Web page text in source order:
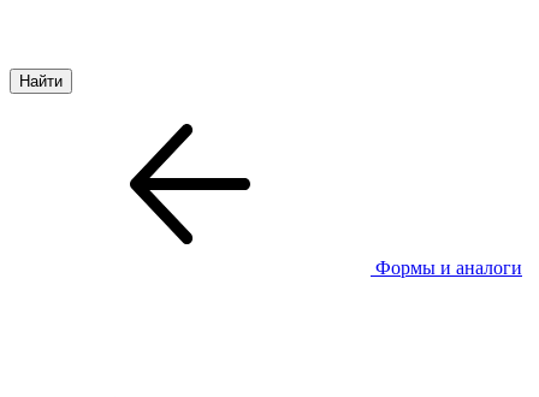
Формы и аналоги